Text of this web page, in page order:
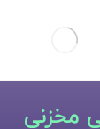
مخزنی